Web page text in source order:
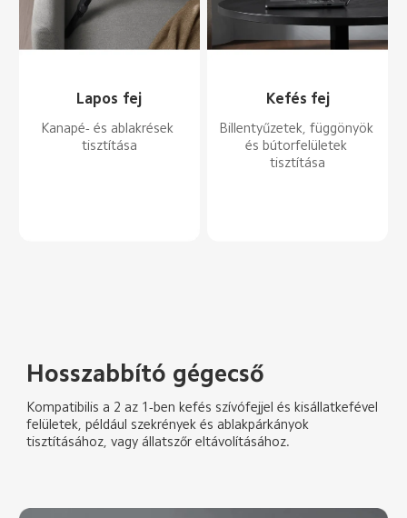
Lapos fej
Kanapé- és ablakrések
tisztítása
Kefés fej
Billentyűzetek, függönyök
és bútorfelületek
tisztítása
Hosszabbító gégecső
Kompatibilis a 2 az 1-ben kefés szívófejjel és kisállatkefével
felületek, például szekrények és ablakpárkányok
tisztításához, vagy állatszőr eltávolításához.